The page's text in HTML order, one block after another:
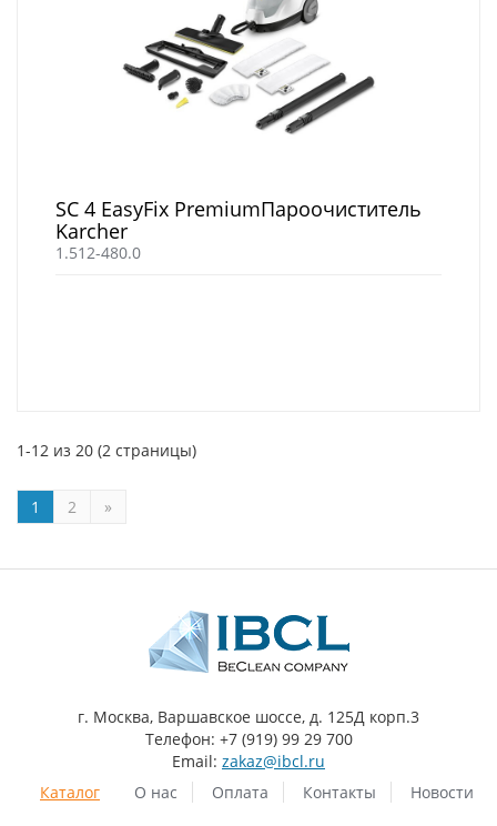
SC 4 EasyFix PremiumПароочиститель
Karcher
1.512-480.0
1-12 из 20 (2 страницы)
1 2 »
г. Москва, Варшавское шоссе, д. 125Д корп.3
Телефон: +7 (919) 99 29 700
Email: zakaz@ibcl.ru
Каталог
О нас Оплата Контакты Новости